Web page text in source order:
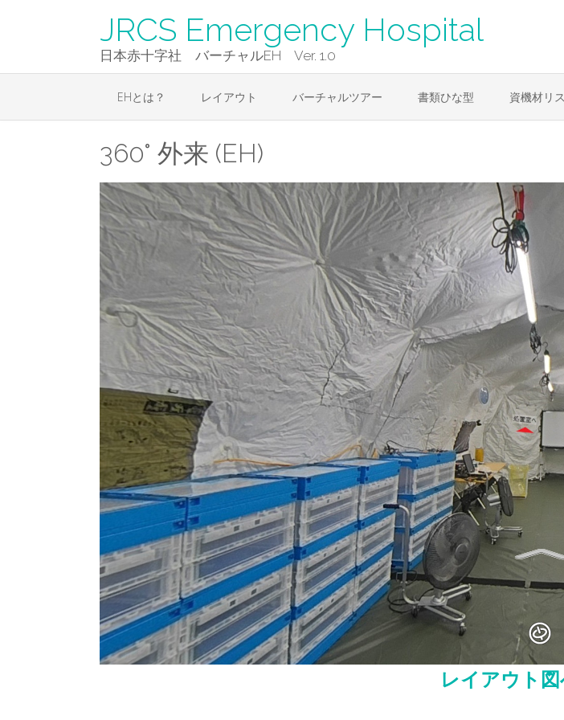
JRCS Emergency Hospital
日本赤十字社 バーチャルEH Ver. 1.0
EHとは？ レイアウト バーチャルツアー 書類ひな型 資機材リ
360° 外来 (EH)
レイアウト